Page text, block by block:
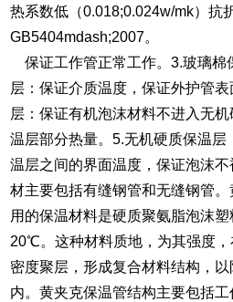
热系数低（0.018;0.024w/mk）抗
GB5404mdash;2007。
保证工作管正常工作。3.玻璃棉
层：保证介质温度，保证外护管
层：保证有机泡沫材料不进入无
温层部分热量。5.无机硬质保温层
温层之间的界面温度，保证泡沫
材主要包括有缝钢管和无缝钢管
用的保温材料是硬质聚氨脂泡沫
20℃。这种材料质地，为其强度
密度聚层，形成复合材料结构，
内。黄夹克保温管结构主要包括